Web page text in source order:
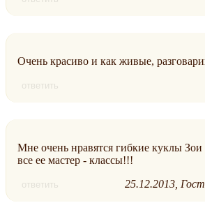
Очень красиво и как живые,
ответить
Мне очень нравятся гибкие куклы
все ее мастер - классы!!!
ответить 25.12.2013